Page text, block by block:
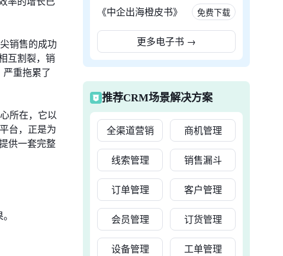
销售的成功
互割裂，销
重拖累了
所在，它以
台，正是为
供一套完整
《中企出海橙皮书》 免费下载
更多电子书 →
推荐CRM场景解决方案
全渠道营销 商机管理
线索管理 销售漏斗
订单管理 客户管理
会员管理 订货管理
设备管理 工单管理